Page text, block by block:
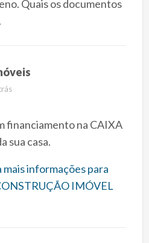
Quais os documentos
financiamento na CAIXA
sua casa.
informações para
IMÓVEL